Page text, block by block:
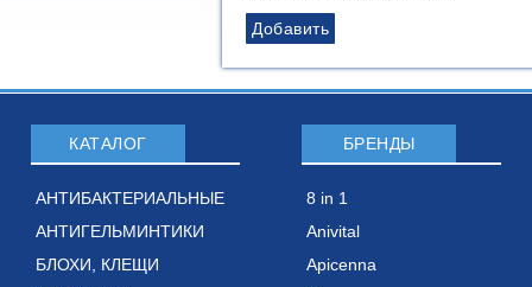
КАТАЛОГ
АНТИБАКТЕРИАЛЬНЫЕ
АНТИГЕЛЬМИНТИКИ
БЛОХИ, КЛЕЩИ
БРЕНДЫ
8 in 1
Anivital
Apicenna